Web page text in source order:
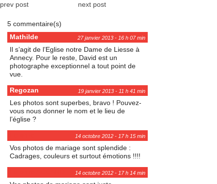
prev post next post
5 commentaire(s)
Mathilde
27 janvier 2013 - 16 h 07 min
Il s’agit de l’Eglise notre Dame de Liesse à
Annecy. Pour le reste, David est un
photographe exceptionnel a tout point de
vue.
Regozan 19 janvier 2013 - 11 h 41 min
Les photos sont superbes, bravo ! Pouvez-
vous nous donner le nom et le lieu de
l’église ?
14 octobre 2012 - 17 h 15 min
Vos photos de mariage sont splendide :
Cadrages, couleurs et surtout émotions !!!!
14 octobre 2012 - 17 h 14 min